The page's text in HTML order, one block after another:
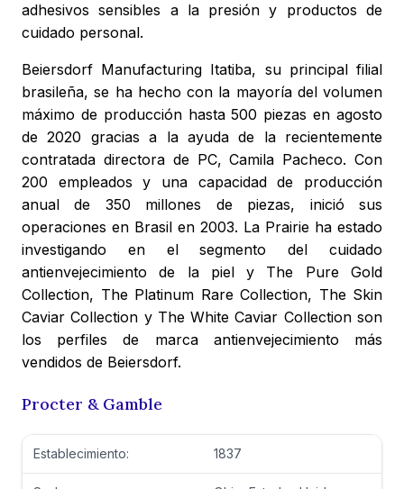
adhesivos sensibles a la presión y productos de
cuidado personal.
Beiersdorf Manufacturing Itatiba, su principal filial
brasileña, se ha hecho con la mayoría del volumen
máximo de producción hasta 500 piezas en agosto
de 2020 gracias a la ayuda de la recientemente
contratada directora de PC, Camila Pacheco. Con
200 empleados y una capacidad de producción
anual de 350 millones de piezas, inició sus
operaciones en Brasil en 2003. La Prairie ha estado
investigando en el segmento del cuidado
antienvejecimiento de la piel y The Pure Gold
Collection, The Platinum Rare Collection, The Skin
Caviar Collection y The White Caviar Collection son
los perfiles de marca antienvejecimiento más
vendidos de Beiersdorf.
Procter & Gamble
Establecimiento: 1837